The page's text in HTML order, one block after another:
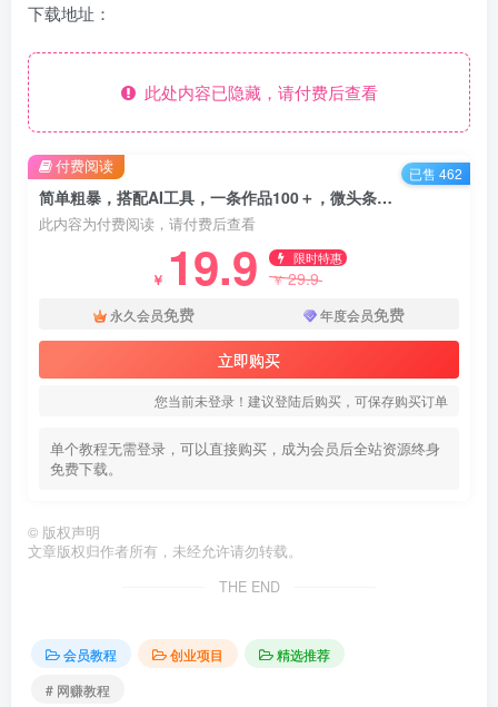
下载地址：
此处内容已隐藏，请付费后查看
简单粗暴，搭配AI工具，一条作品100＋，微头条冷门新玩法【揭秘】
此内容为付费阅读，请付费后查看
￥ 19.9 限时特惠
￥29.9
永久会员免费 年度会员免费
立即购买
您当前未登录！建议登陆后购买，可保存购买订单
单个教程无需登录，可以直接购买，成为会员后全站资源终身
免费下载。
付费阅读 已售 462
© 版权声明
文章版权归作者所有，未经允许请勿转载。
THE END
会员教程 创业项目
精选推荐
# 网赚教程